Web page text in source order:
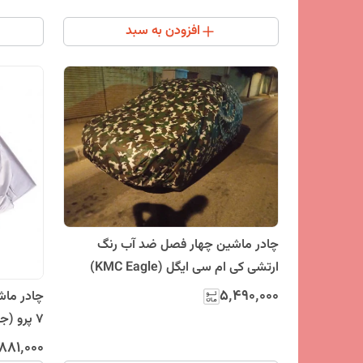
افزودن به سبد
چادر ماشین چهار فصل ضد آب رنگ
ارتشی کی ام سی ایگل (KMC Eagle)
۵٬۴۹۰٬۰۰۰
چادر
7
فصل و